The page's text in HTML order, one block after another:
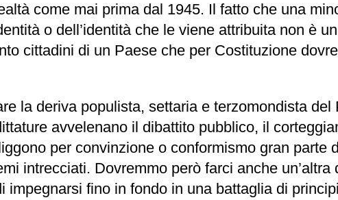
come mai prima dal 1945. Il fatto che una
o dell’identità che le viene attribuita non è
cittadini di un Paese che per Costituzione
la deriva populista, settaria e terzomondista del
avvelenano il dibattito pubblico, il
per convinzione o conformismo gran parte
intrecciati. Dovremmo però farci anche
fino in fondo in una battaglia di